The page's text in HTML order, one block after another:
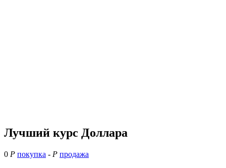
Лучший курс Доллара
0 Р покупка - Р продажа